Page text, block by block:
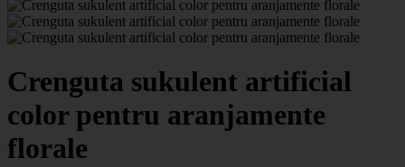
Crenguta sukulent artificial
color pentru aranjamente
florale